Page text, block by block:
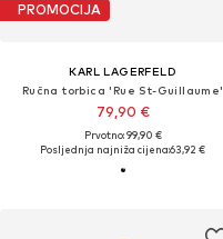
PROMOCIJA
KARL LAGERFELD
Ručna torbica 'Rue St-Guillaume'
79,90 €
Prvotno: 99,90 €
Posljednja najniža cijena:63,92 €